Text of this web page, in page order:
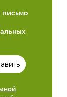
письмо